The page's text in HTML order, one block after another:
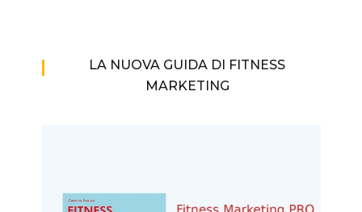
LA NUOVA GUIDA DI FITNESS
MARKETING